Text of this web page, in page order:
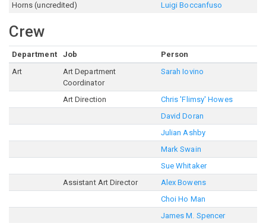
Horns (uncredited)
Luigi Boccanfuso
Crew
Department Job
Person
Art
Art Department
Coordinator
Sarah Iovino
Art Direction
Chris 'Flimsy' Howes
David Doran
Julian Ashby
Mark Swain
Sue Whitaker
Assistant Art Director
Alex Bowens
Choi Ho Man
James M. Spencer